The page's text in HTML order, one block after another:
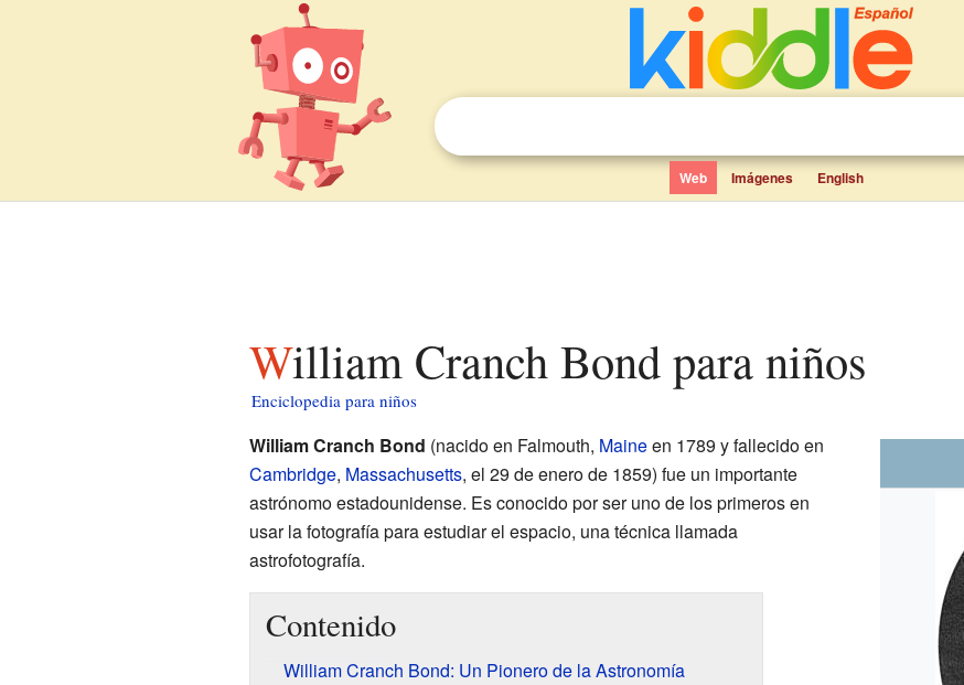
Web Imágenes English
William Cranch Bond para niños
Enciclopedia para niños
William Cranch Bond (nacido en Falmouth, Maineen 1789 y fallecido en
Cambridge, Massachusetts, el 29 de enero de 1859) fue un importante
astrónomo estadounidense. Es conocido por ser uno de los primeros en
usar la fotografía para estudiar el espacio, una técnica llamada
astrofotografía.
Contenido
William Cranch Bond: Un Pionero de la Astronomía